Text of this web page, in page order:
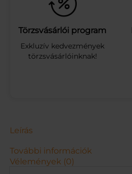
T
5
0
0
k
é
y
í
t
Törzsvásárlói program
Exkluzív kedvezmények
törzsvásárlóinknak!
Leírás
További információk
Vélemények (0)